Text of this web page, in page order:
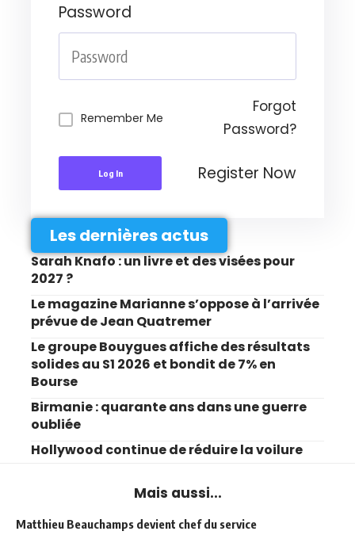
Password
Remember Me
Forgot
Password?
Log In Register Now
Les dernières actus
Sarah Knafo : un livre et des visées pour
2027 ?
Le magazine Marianne s’oppose à l’arrivée
prévue de Jean Quatremer
Le groupe Bouygues affiche des résultats
solides au S1 2026 et bondit de 7% en
Bourse
Birmanie : quarante ans dans une guerre
oubliée
Hollywood continue de réduire la voilure
Mais aussi...
Matthieu Beauchamps devient chef du service